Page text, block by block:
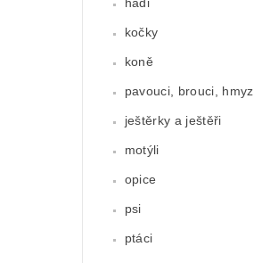
kočky
koně
pavouci, brouci, hmyz
ještěrky a ještěři
motýli
opice
psi
ptáci